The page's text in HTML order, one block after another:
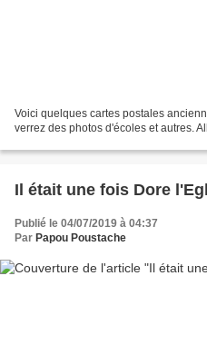
Voici quelques cartes postales
verrez des photos d'écoles et autres.
Il était une fois Dore
Publié le 04/07/2019 à 04:37
Par Papou Poustache